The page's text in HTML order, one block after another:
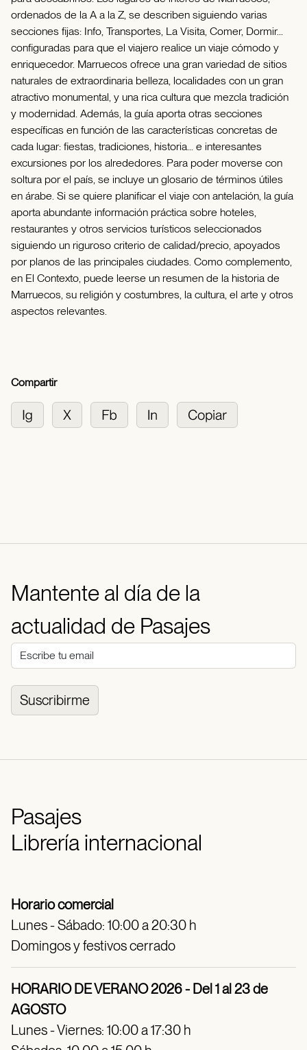
ordenados de la A a la Z, se describen siguiendo varias
secciones fijas: Info, Transportes, La Visita, Comer, Dormir...
configuradas para que el viajero realice un viaje cómodo y
enriquecedor. Marruecos ofrece una gran variedad de sitios
naturales de extraordinaria belleza, localidades con un gran
atractivo monumental, y una rica cultura que mezcla tradición
y modernidad. Además, la guía aporta otras secciones
específicas en función de las características concretas de
cada lugar: fiestas, tradiciones, historia... e interesantes
excursiones por los alrededores. Para poder moverse con
soltura por el país, se incluye un glosario de términos útiles
en árabe. Si se quiere planificar el viaje con antelación, la guía
aporta abundante información práctica sobre hoteles,
restaurantes y otros servicios turísticos seleccionados
siguiendo un riguroso criterio de calidad/precio, apoyados
por planos de las principales ciudades. Como complemento,
en El Contexto, puede leerse un resumen de la historia de
Marruecos, su religión y costumbres, la cultura, el arte y otros
aspectos relevantes.
Compartir
Mantente al día de la
actualidad de Pasajes
Suscribirme
Pasajes
Librería internacional
Horario comercial
Lunes - Sábado: 10:00 a 20:30 h
Domingos y festivos cerrado
HORARIO DE VERANO 2026 - Del 1 al 23 de
AGOSTO
Lunes - Viernes: 10:00 a 17:30 h